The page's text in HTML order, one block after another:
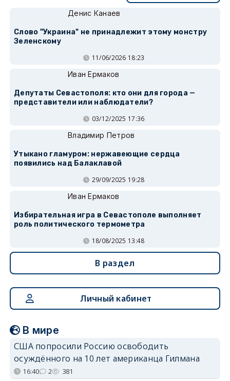
Денис Канаев
Слово "Украина" не принадлежит этому монстру
Зеленскому
11/06/2026 18:23
Иван Ермаков
Депутаты Севастополя: кто они для города —
представители или наблюдатели?
03/12/2025 17:36
Владимир Петров
Утыкано гламуром: нержавеющие сердца
появились над Балаклавой
29/09/2025 19:28
Иван Ермаков
Избирательная игра в Севастополе выполняет
роль политического термометра
18/08/2025 13:48
В раздел
Личный кабинет
В мире
США попросили Россию освободить
осуждённого на 10 лет американца Гилмана
16:40 2 381